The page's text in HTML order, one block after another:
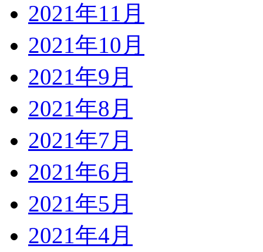
2021年11月
2021年10月
2021年9月
2021年8月
2021年7月
2021年6月
2021年5月
2021年4月